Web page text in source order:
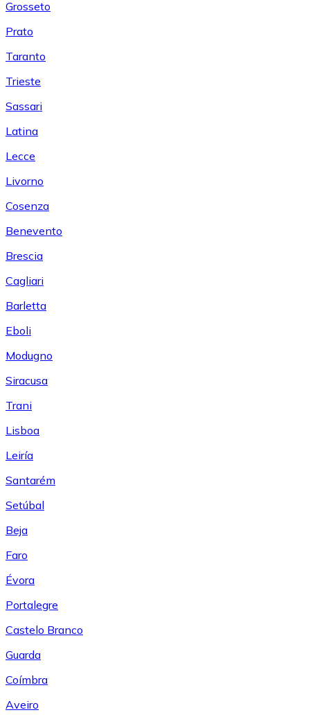
Grosseto
Prato
Taranto
Trieste
Sassari
Latina
Lecce
Livorno
Cosenza
Benevento
Brescia
Cagliari
Barletta
Eboli
Modugno
Siracusa
Trani
Lisboa
Leiría
Santarém
Setúbal
Beja
Faro
Évora
Portalegre
Castelo Branco
Guarda
Coímbra
Aveiro